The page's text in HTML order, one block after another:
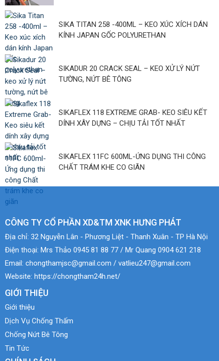
SIKA TITAN 258 -400ML – KEO XÚC XÍCH DÁN
KÍNH JAPAN GỐC POLYURETHAN
SIKADUR 20 CRACK SEAL – KEO XỬ LÝ NỨT
TƯỜNG, NỨT BÊ TÔNG
SIKAFLEX 118 EXTREME GRAB- KEO SIÊU KẾT
DÍNH XÂY DỰNG – CHỊU TẢI TỐT NHẤT
SIKAFLEX 11FC 600ML-ỨNG DỤNG THI CÔNG
CHẤT TRÁM KHE CO GIÃN
CÔNG TY CỔ PHẦN XD&TM XNK HƯNG PHÁT
Địa chỉ: 32 Nguyễn Lân - Phương Liệt - Thanh Xuân - TP Hà Nội
Điện thoại: Mrs Thảo 0945 81 88 77 / Mr Quang 0904 621 218
Email: chongthamjsc@gmail.com / vatlieu247@gmail.com
Website: https://chongtham24h.net/
GIỚI THIỆU
Giới thiệu
Dịch Vụ Chống Thấm
Chống Nứt Bê Tông
Tin Tức